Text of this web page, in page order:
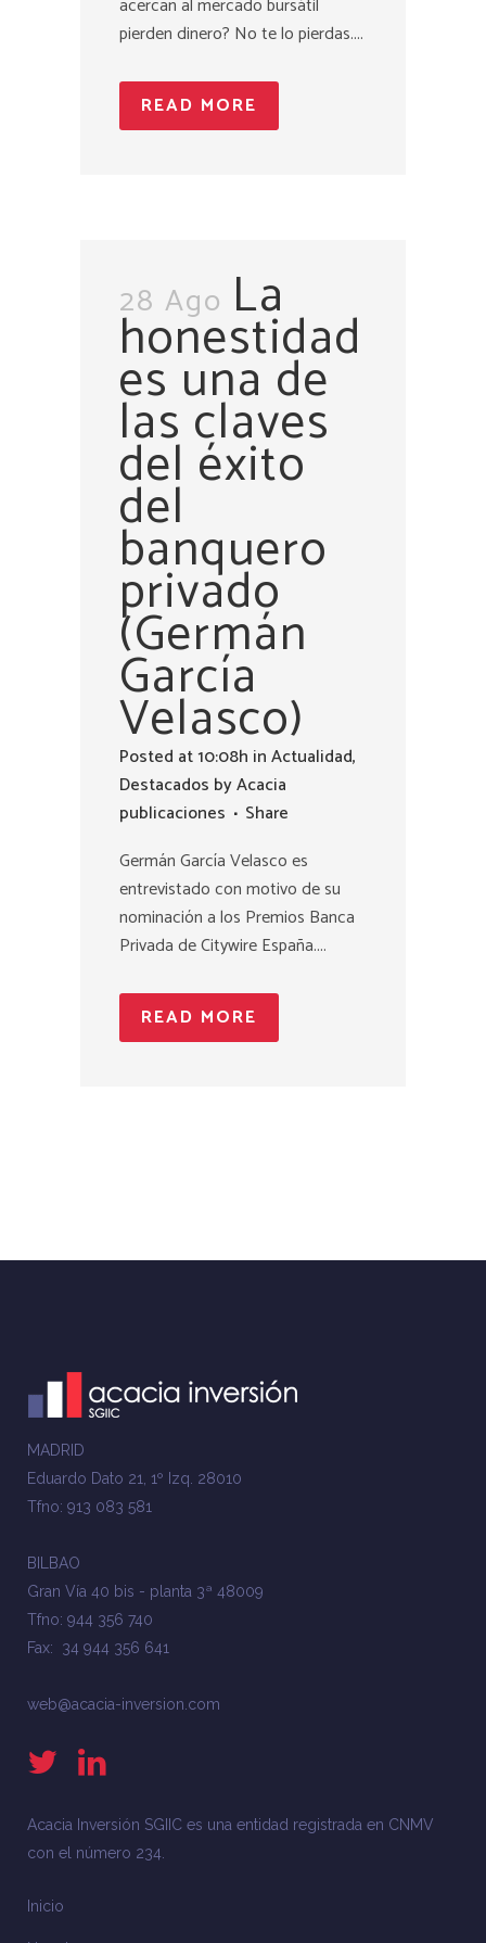
pierden dinero? No te lo pierdas....
READ MORE
28 Ago La
honestidad
es una de
las claves
del éxito
del
banquero
privado
(Germán
García
Velasco)
Posted at 10:08h inActualidad,
Destacados byAcacia
publicaciones
Share
Germán García Velasco es
entrevistado con motivo de su
nominación a los Premios Banca
Privada de Citywire España....
READ MORE
MADRID
Eduardo Dato 21, 1º Izq. 28010
Tfno: 913 083 581
BILBAO
Gran Vía 40 bis - planta 3ª 48009
Tfno: 944 356 740
Fax: 34 944 356 641
web@acacia-inversion.com
Acacia Inversión SGIIC es una entidad registrada en CNMV
con el número 234.
Inicio